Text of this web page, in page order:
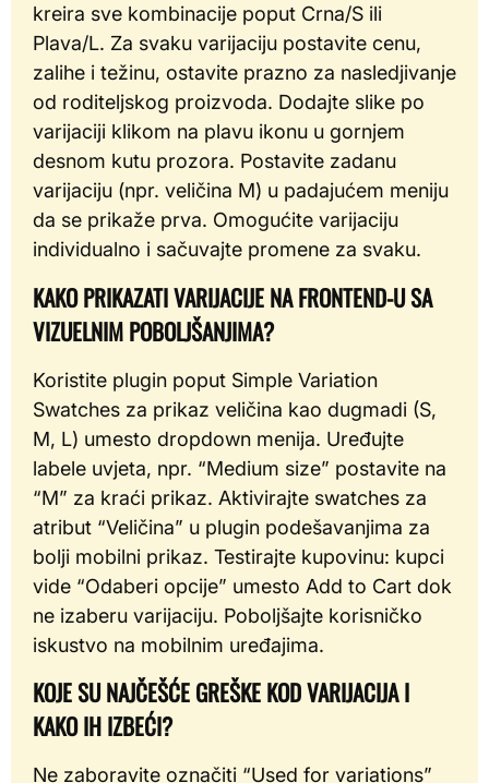
kreira sve kombinacije poput Crna/S ili
Plava/L. Za svaku varijaciju postavite cenu,
zalihe i težinu, ostavite prazno za nasledjivanje
od roditeljskog proizvoda. Dodajte slike po
varijaciji klikom na plavu ikonu u gornjem
desnom kutu prozora. Postavite zadanu
varijaciju (npr. veličina M) u padajućem meniju
da se prikaže prva. Omogućite varijaciju
individualno i sačuvajte promene za svaku.
KAKO PRIKAZATI VARIJACIJE NA FRONTEND-U SA
VIZUELNIM POBOLJŠANJIMA?
Koristite plugin poput Simple Variation
Swatches za prikaz veličina kao dugmadi (S,
M, L) umesto dropdown menija. Uređujte
labele uvjeta, npr. “Medium size” postavite na
“M” za kraći prikaz. Aktivirajte swatches za
atribut “Veličina” u plugin podešavanjima za
bolji mobilni prikaz. Testirajte kupovinu: kupci
vide “Odaberi opcije” umesto Add to Cart dok
ne izaberu varijaciju. Poboljšajte korisničko
iskustvo na mobilnim uređajima.
KOJE SU NAJČEŠĆE GREŠKE KOD VARIJACIJA I
KAKO IH IZBEĆI?
Ne zaboravite označiti “Used for variations”